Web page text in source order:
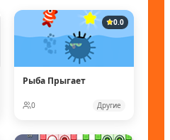
0.0
Рыба Прыгает
0 Другие